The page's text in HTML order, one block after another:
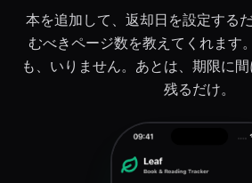
本を追加して、返却日を設定する
むべきページ数を教えてくれます
も、いりません。あとは、期限に
残るだけ。